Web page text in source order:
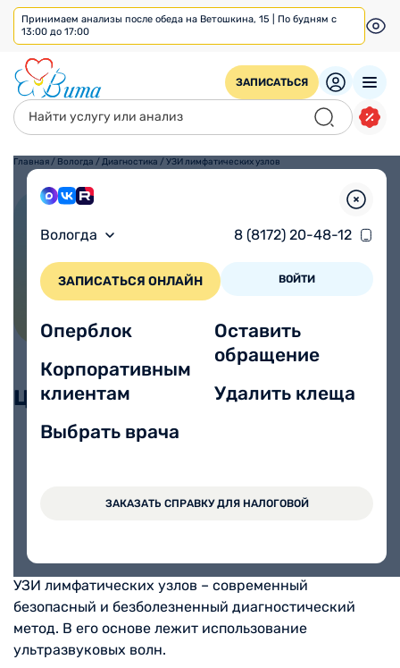
Принимаем анализы после обеда на Ветошкина, 15 | По будням с
13:00 до 17:00
ЗАПИСАТЬСЯ
Вологда 8 (8172) 20-48-12
ЗАПИСАТЬСЯ ОНЛАЙН ВОЙТИ
Оперблок
Корпоративным
клиентам
Выбрать врача
Оставить
обращение
Удалить клеща
ЗАКАЗАТЬ СПРАВКУ ДЛЯ НАЛОГОВОЙ
Главная / Вологда /Диагностика /УЗИ лимфатических узлов
Цены
УЗИ лимфатических узлов – современный
безопасный и безболезненный диагностический
метод. В его основе лежит использование
ультразвуковых волн.